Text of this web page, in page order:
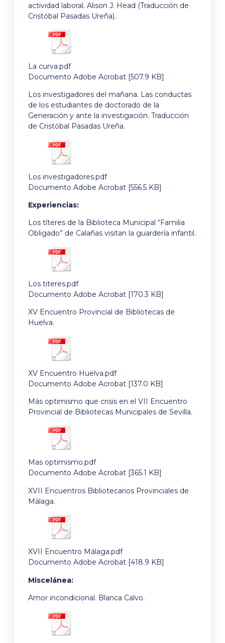
actividad laboral. Alison J. Head (Traducción de
Cristóbal Pasadas Ureña).
La curva.pdf
Documento Adobe Acrobat [507.9 KB]
Los investigadores del mañana. Las conductas
de los estudiantes de doctorado de la
Generación y ante la investigación. Traducción
de Cristóbal Pasadas Ureña.
Los investigadores.pdf
Documento Adobe Acrobat [556.5 KB]
Experiencias:
Los títeres de la Biblioteca Municipal “Familia
Obligado” de Calañas visitan la guardería infantil.
Los titeres.pdf
Documento Adobe Acrobat [170.3 KB]
XV Encuentro Provincial de Bibliotecas de
Huelva.
XV Encuentro Huelva.pdf
Documento Adobe Acrobat [137.0 KB]
Más optimismo que crisis en el VII Encuentro
Provincial de Bibliotecas Municipales de Sevilla.
Mas optimismo.pdf
Documento Adobe Acrobat [365.1 KB]
XVII Encuentros Bibliotecarios Provinciales de
Málaga.
XVII Encuentro Málaga.pdf
Documento Adobe Acrobat [418.9 KB]
Miscelánea:
Amor incondicional. Blanca Calvo.